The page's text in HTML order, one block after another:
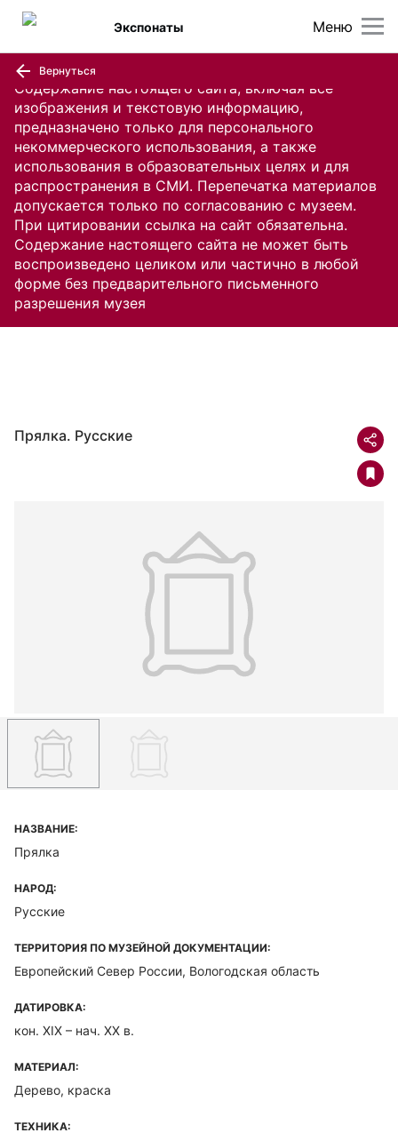
Содержание настоящего сайта, включая все
изображения и текстовую информацию,
предназначено только для персонального
некоммерческого использования, а также
использования в образовательных целях и для
распространения в СМИ. Перепечатка материалов
допускается только по согласованию с музеем.
При цитировании ссылка на сайт обязательна.
Содержание настоящего сайта не может быть
воспроизведено целиком или частично в любой
форме без предварительного письменного
разрешения музея
Меню
Экспонаты
Вернуться
Прялка. Русские
НАЗВАНИЕ:
Прялка
НАРОД:
Русские
ТЕРРИТОРИЯ ПО МУЗЕЙНОЙ ДОКУМЕНТАЦИИ:
Европейский Север России, Вологодская область
ДАТИРОВКА:
кон. XIX – нач. XX в.
МАТЕРИАЛ:
Дерево, краска
ТЕХНИКА: